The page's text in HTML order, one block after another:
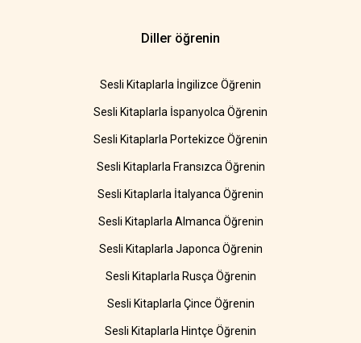
Diller öğrenin
Sesli Kitaplarla İngilizce Öğrenin
Sesli Kitaplarla İspanyolca Öğrenin
Sesli Kitaplarla Portekizce Öğrenin
Sesli Kitaplarla Fransızca Öğrenin
Sesli Kitaplarla İtalyanca Öğrenin
Sesli Kitaplarla Almanca Öğrenin
Sesli Kitaplarla Japonca Öğrenin
Sesli Kitaplarla Rusça Öğrenin
Sesli Kitaplarla Çince Öğrenin
Sesli Kitaplarla Hintçe Öğrenin